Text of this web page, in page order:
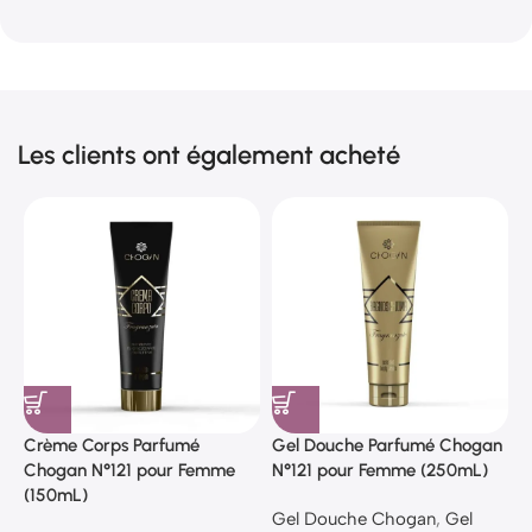
Les clients ont également acheté
Crème Corps Parfumé
Chogan N°121 pour Femme
(150mL)
Gel Douche Parfumé Chogan
N°121 pour Femme (250mL)
Gel Douche Chogan, Gel